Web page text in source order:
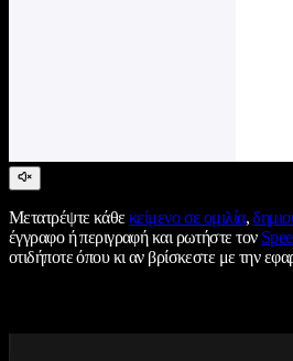
Μετατρέψτε κάθεκείμενο σε ομιλία,
έγγραφο ή περιγραφή και ρωτήστε τον
οτιδήποτε όπου κι αν βρίσκεστε με την